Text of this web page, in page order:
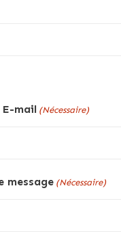
mail (Nécessaire)
message (Nécessaire)